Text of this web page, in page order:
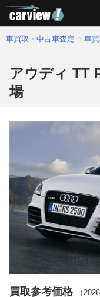
車買取・中古車査定 車
アウディ TT
場
買取参考価格 （